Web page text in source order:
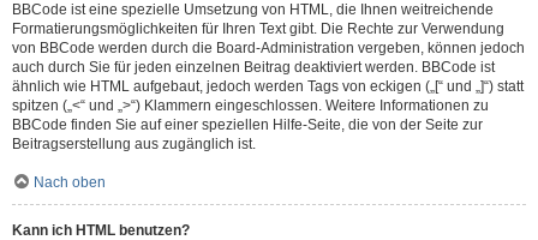
BBCode ist eine spezielle Umsetzung von HTML, die Ihnen weitreichende
Formatierungsmöglichkeiten für Ihren Text gibt. Die Rechte zur Verwendung
von BBCode werden durch die Board-Administration vergeben, können jedoch
auch durch Sie für jeden einzelnen Beitrag deaktiviert werden. BBCode ist
ähnlich wie HTML aufgebaut, jedoch werden Tags von eckigen („[“ und „]“) statt
spitzen („<“ und „>“) Klammern eingeschlossen. Weitere Informationen zu
BBCode finden Sie auf einer speziellen Hilfe-Seite, die von der Seite zur
Beitragserstellung aus zugänglich ist.
Nach oben
Kann ich HTML benutzen?